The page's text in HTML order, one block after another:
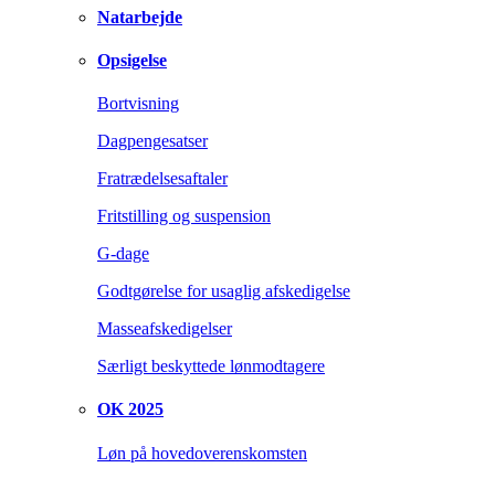
Natarbejde
Opsigelse
Bortvisning
Dagpengesatser
Fratrædelsesaftaler
Fritstilling og suspension
G-dage
Godtgørelse for usaglig afskedigelse
Masseafskedigelser
Særligt beskyttede lønmodtagere
OK 2025
Løn på hovedoverenskomsten